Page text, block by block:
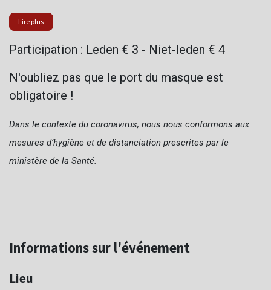
Lire plus
Participation : Leden € 3 - Niet-leden € 4
N'oubliez pas que le port du masque est
obligatoire !
Dans le contexte du coronavirus, nous nous conformons aux
mesures d’hygiène et de distanciation prescrites par le
ministère de la Santé.
Informations sur l'événement
Lieu